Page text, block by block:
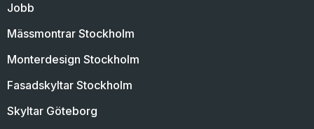
Jobb
Mässmontrar Stockholm
Monterdesign Stockholm
Fasadskyltar Stockholm
Skyltar Göteborg